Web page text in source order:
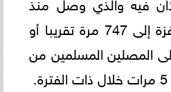
العدوان على قطاع غزة إلى 747 مرة تقريبا أو
المصلين المسلمين من